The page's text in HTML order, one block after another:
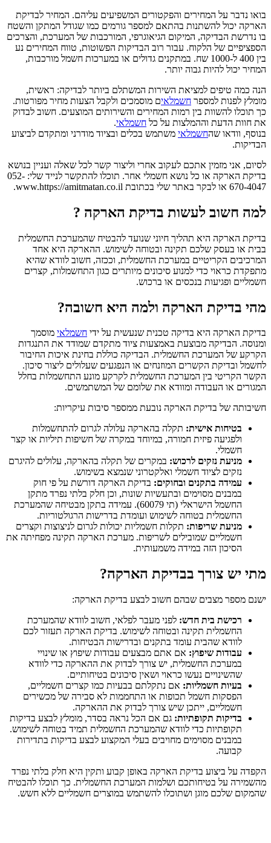
בואו נדבר על המחירים והפקטורים המשפיעים עליהם. המחיר לבדיקת
הארקה יכול להשתנות בהתאם למספר גורמים כמו שגודל המתקן והשטח
בו נדרשת הבדיקה, המיקום הגיאוגרפי, המורכבות של המערכת, והצרכים
הספציפיים של הלקוח. עבור רוב הבדיקות הפשוטות, טווח המחירים נע
בין 400 ל-1000 שח. במתקנים גדולים או במערכות חשמל מורכבות,
המחיר יכול להיות גבוה יותר.
הנה כמה טיפים למציאת השירות המשתלם ביותר לבדיקה: ראשית,
מומלץ לפנות למספר חשמלאים מוסמכים ולקבל הצעות מחיר מפורטות.
כך תוכלו להשוות בין רמות המחירים והשירותים המוצעים. חשוב לבדוק
את חוות הדעת וההמלצות על כל חשמלאי.
בנוסף, וודאו שהחשמלאי משתמש בכלים ובציוד מודרני ומתקדם לביצוע
הבדיקות.
לסיום, אני מזמין אתכם לעקוב אחרי וליצור קשר לכל שאלה ועניין בנושא
בדיקת הארקה או כל נושא חשמלי אחר. תוכלו להתקשר לנייד שלי: 052-
670-4047 או לבקר באתר שלי בכתובת www.https://amitmatan.co.il.
למה חשוב לעשות בדיקת הארקה ?
בדיקת הארקה היא תהליך חיוני שנועד להבטיח שהמערכת החשמלית
בבית או בעסק שלכם תקינה ובטוחה לשימוש. ההארקה היא אחד
המרכיבים הקריטיים במערכת החשמלית, וככזה, חשוב לוודא שהיא
מתפקדת כראוי כדי למנוע סיכונים מיותרים כגון התחשמלות, קצרים
חשמליים ופגיעות בנכסים או ברכוש.
מהי בדיקת הארקה ולמה היא חשובה?
בדיקת הארקה היא בדיקה טכנית שנעשית על ידי חשמלאי מוסמך
ומנוסה. הבדיקה מבוצעת באמצעות ציוד מתקדם שמודד את התנגדות
הקרקע של המערכת החשמלית. הבדיקה כוללת בחינת איכות החיבור
לחשמל ובדיקת הקשרים המוזנחים או הנפגעים שעלולים ליצור סיכון.
הקשר הקריטי בין המערכת החשמלית לקרקע מונע התחשמלות בחלל
המגורים או העבודה ומוודא את שלומם של המשתמשים.
חשיבותה של בדיקת הארקה נובעת ממספר סיבות עיקריות:
בטיחות אישית: תקלה בהארקה עלולה לגרום להתחשמלות
ולפגיעה פיזית חמורה, במיוחד במקרה של חשיפות תיליות או קצר
חשמלי.
מניעת נזקים לרכוש: במקרים של תקלה בהארקה, עלולים להיגרם
נזקים לציוד חשמלי ואלקטרוני שנמצא בשימוש.
עמידה בתקנים ובחוקים: בדיקת הארקה דורשת על פי חוק
במבנים מסוימים ובתעשיות שונות, וכן חלק בלתי נפרד מתקן
החשמל הישראלי (תי 60079). עמידה בתקן מבטיחה שהמערכת
החשמלית בטוחה לשימוש ועומדת בדרישות הרגולטוריות.
מניעת שריפות: תקלות חשמליות יכולות לגרום לניצוצות וקצרים
חשמליים שמובילים לשריפות. מערכת הארקה תקינה מפחיתה את
הסיכון הזה במידה משמעותית.
מתי יש צורך בבדיקת הארקה?
ישנם מספר מצבים שבהם חשוב לבצע בדיקת הארקה:
רכישת בית חדש: לפני מעבר לפלאי, חשוב לוודא שהמערכת
החשמלית תקינה ובטוחה לשימוש. בדיקת הארקה תעזור לכם
לוודא שהבית עומד בתקנים ובדרישות הבטיחות.
עבודות שיפוץ: אם אתם מבצעים עבודות שיפוץ או שינויי
במערכת החשמלית, יש צורך לבדוק את ההארקה כדי לוודא
שהשינויים נעשו כראוי ושאין סיכונים בטיחותיים.
בעיות חשמליות: אם נתקלתם בבעיות כמו קצרים חשמליים,
הפסקות חשמל תכופות או התחממות לא סבירה של מכשירים
חשמליים, ייתכן שיש צורך לבדוק את ההארקה.
בדיקות תקופתיות: גם אם הכל נראה בסדר, מומלץ לבצע בדיקות
תקופתיות כדי לוודא שהמערכת החשמלית תמיד בטוחה לשימוש.
במבנים מסוימים מחויבים בעלי המקצוע לבצע בדיקות בתדירות
קבועה.
הקפדה על ביצוע בדיקת הארקה באופן קבוע ותקין היא חלק בלתי נפרד
מהשמירה על בטיחותכם ושלמות המערכת החשמלית. כך תוכלו להבטיח
שהמקום שלכם מוגן ושתוכלו להשתמש במוצרים חשמליים ללא חשש.